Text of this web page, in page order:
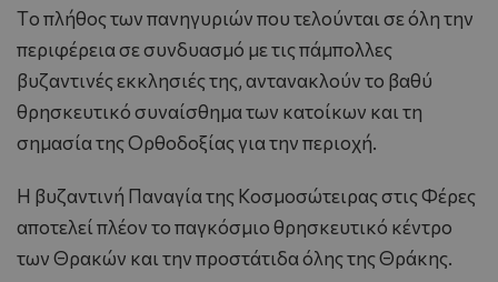
Tο πλήθος των πανηγυριών που τελούνται σε όλη την
περιφέρεια σε συνδυασμό με τις πάμπολλες
βυζαντινές εκκλησιές της, αντανακλούν το βαθύ
θρησκευτικό συναίσθημα των κατοίκων και τη
σημασία της Ορθοδοξίας για την περιοχή.
H βυζαντινή Παναγία της Kοσμοσώτειρας στις Φέρες
αποτελεί πλέον το παγκόσμιο θρησκευτικό κέντρο
των Θρακών και την προστάτιδα όλης της Θράκης.